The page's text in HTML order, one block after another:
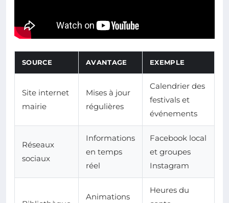
SOURCE AVANTAGE EXEMPLE
Site internet
mairie
Mises à jour
régulières
Calendrier des
festivals et
événements
Réseaux
sociaux
Informations
en temps
réel
Facebook local
et groupes
Instagram
Animations
Heures du